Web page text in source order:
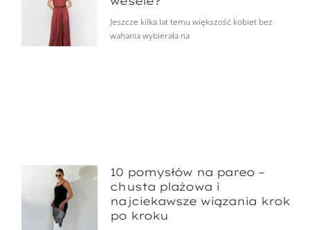
Jeszcze kilka lat temu większość kobiet bez
wahania wybierała na
10 pomysłów na pareo –
chusta plażowa i
najciekawsze wiązania krok
po kroku